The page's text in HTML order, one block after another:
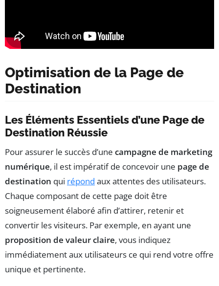
Optimisation de la Page de
Destination
Les Éléments Essentiels d’une Page de
Destination Réussie
Pour assurer le succès d’une campagne de marketing
numérique, il est impératif de concevoir une page de
destination qui répond aux attentes des utilisateurs.
Chaque composant de cette page doit être
soigneusement élaboré afin d’attirer, retenir et
convertir les visiteurs. Par exemple, en ayant une
proposition de valeur claire, vous indiquez
immédiatement aux utilisateurs ce qui rend votre offre
unique et pertinente.